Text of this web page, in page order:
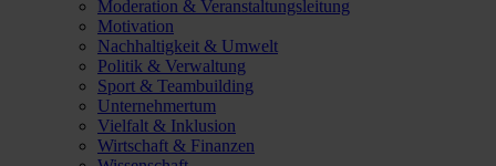
Moderation & Veranstaltungsleitung
Motivation
Nachhaltigkeit & Umwelt
Politik & Verwaltung
Sport & Teambuilding
Unternehmertum
Vielfalt & Inklusion
Wirtschaft & Finanzen